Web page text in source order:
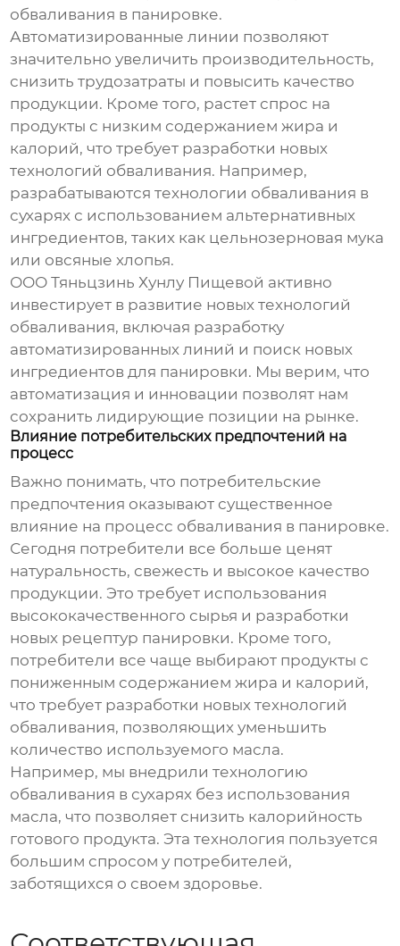
обваливания в панировке.
Автоматизированные линии позволяют
значительно увеличить производительность,
снизить трудозатраты и повысить качество
продукции. Кроме того, растет спрос на
продукты с низким содержанием жира и
калорий, что требует разработки новых
технологий обваливания. Например,
разрабатываются технологии обваливания в
сухарях с использованием альтернативных
ингредиентов, таких как цельнозерновая мука
или овсяные хлопья.
ООО Тяньцзинь Хунлу Пищевой активно
инвестирует в развитие новых технологий
обваливания, включая разработку
автоматизированных линий и поиск новых
ингредиентов для панировки. Мы верим, что
автоматизация и инновации позволят нам
сохранить лидирующие позиции на рынке.
Влияние потребительских предпочтений на
процесс
Важно понимать, что потребительские
предпочтения оказывают существенное
влияние на процесс обваливания в панировке.
Сегодня потребители все больше ценят
натуральность, свежесть и высокое качество
продукции. Это требует использования
высококачественного сырья и разработки
новых рецептур панировки. Кроме того,
потребители все чаще выбирают продукты с
пониженным содержанием жира и калорий,
что требует разработки новых технологий
обваливания, позволяющих уменьшить
количество используемого масла.
Например, мы внедрили технологию
обваливания в сухарях без использования
масла, что позволяет снизить калорийность
готового продукта. Эта технология пользуется
большим спросом у потребителей,
заботящихся о своем здоровье.